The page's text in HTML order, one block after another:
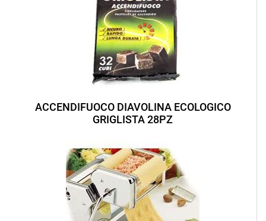
ACCENDIFUOCO DIAVOLINA ECOLOGICO
GRIGLISTA 28PZ